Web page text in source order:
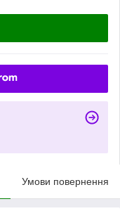
Умови повернення